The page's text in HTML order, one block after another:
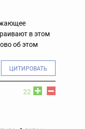
в этом
об этом
ЦИТИРОВАТЬ
22